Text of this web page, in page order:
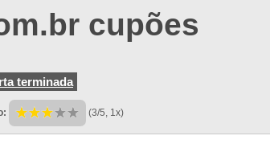
cupões
terminada
(3/5, 1x)